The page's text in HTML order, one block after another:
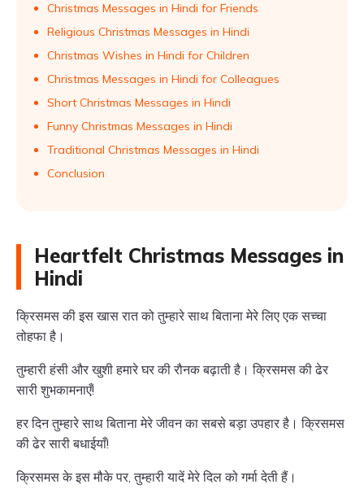
Christmas Messages in Hindi for Friends
Religious Christmas Messages in Hindi
Christmas Wishes in Hindi for Children
Christmas Messages in Hindi for Colleagues
Short Christmas Messages in Hindi
Funny Christmas Messages in Hindi
Traditional Christmas Messages in Hindi
Conclusion
Heartfelt Christmas Messages in
Hindi
क्रिसमस की इस खास रात को तुम्हारे साथ बिताना मेरे लिए एक सच्चा
तोहफा है।
तुम्हारी हंसी और खुशी हमारे घर की रौनक बढ़ाती है। क्रिसमस की ढेर
सारी शुभकामनाएँ!
हर दिन तुम्हारे साथ बिताना मेरे जीवन का सबसे बड़ा उपहार है। क्रिसमस
की ढेर सारी बधाईयाँ!
क्रिसमस के इस मौके पर, तुम्हारी यादें मेरे दिल को गर्मा देती हैं।